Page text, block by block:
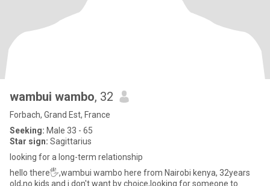
wambui wambo, 32
Forbach, Grand Est, France
Seeking: Male 33 - 65
Star sign: Sagittarius
looking for a long-term relationship
hello there🖐,wambui wambo here from Nairobi kenya, 32years
old,no kids and i don't want by choice,looking for someone to